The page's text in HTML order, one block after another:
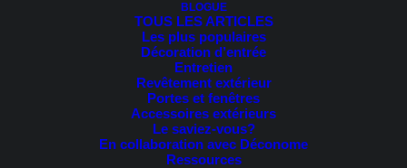
BLOGUE
TOUS LES ARTICLES
Les plus populaires
Décoration d’entrée
Entretien
Revêtement extérieur
Portes et fenêtres
Accessoires extérieurs
Le saviez-vous?
En collaboration avec Déconome
Ressources